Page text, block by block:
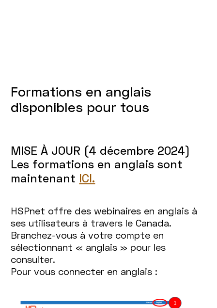
Formations en anglais
disponibles pour tous
MISE À JOUR (4 décembre 2024)
Les formations en anglais sont
maintenant ICI.
HSPnet offre des webinaires en anglais à
ses utilisateurs à travers le Canada.
Branchez-vous à votre compte en
sélectionnant « anglais » pour les
consulter.
Pour vous connecter en anglais :